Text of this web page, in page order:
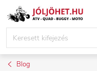
Ugrás
Blog